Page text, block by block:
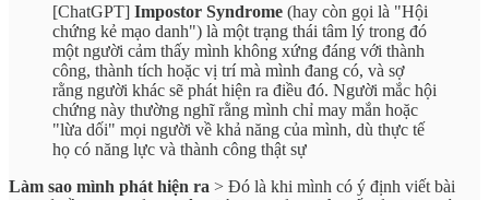
[ChatGPT] Impostor Syndrome (hay còn gọi là "Hội
chứng kẻ mạo danh") là một trạng thái tâm lý trong đó
một người cảm thấy mình không xứng đáng với thành
công, thành tích hoặc vị trí mà mình đang có, và sợ
rằng người khác sẽ phát hiện ra điều đó. Người mắc hội
chứng này thường nghĩ rằng mình chỉ may mắn hoặc
"lừa dối" mọi người về khả năng của mình, dù thực tế
họ có năng lực và thành công thật sự
Làm sao mình phát hiện ra > Đó là khi mình có ý định viết bài